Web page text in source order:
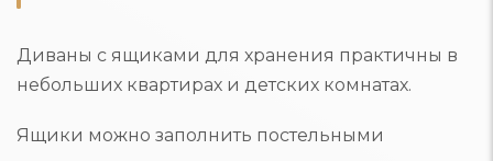
Диваны с ящиками для хранения практичны в
небольших квартирах и детских комнатах.
Ящики можно заполнить постельными